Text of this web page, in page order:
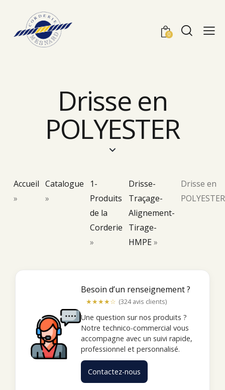
0
Drisse en
POLYESTER
Accueil
»
Catalogue
»
1-
Produits
de la
Corderie
»
Drisse-
Traçage-
Alignement-
Tirage-
HMPE»
Drisse en
POLYESTER
Besoin d’un renseignement ?
★★★★☆ (324 avis clients)
Une question sur nos produits ?
Notre technico-commercial vous
accompagne avec un suivi rapide,
professionnel et personnalisé.
Contactez-nous